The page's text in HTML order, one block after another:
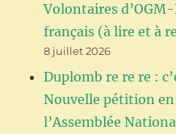
Volontaires
français (à lire et à
8 juillet 2026
Duplomb re re re :
Nouvelle pétition
l’Assemblée